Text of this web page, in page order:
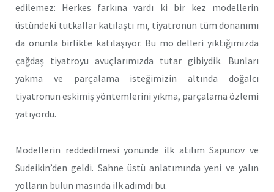
edilemez: Herkes farkına vardı ki bir kez modellerin
üstündeki tutkallar katılaştı mı, tiyatronun tüm donanımı
da onunla birlikte katılaşıyor. Bu mo delleri yıktığımızda
çağdaş tiyatroyu avuçlarımızda tutar gibiydik. Bunları
yakma ve parçalama isteğimizin altında doğalcı
tiyatronun eskimiş yöntemlerini yıkma, parçalama özlemi
yatıyordu.
Modellerin reddedilmesi yönünde ilk atılım Sapunov ve
Sudeikin’den geldi. Sahne üstü anlatımında yeni ve yalın
yolların bulun masında ilk adımdı bu.